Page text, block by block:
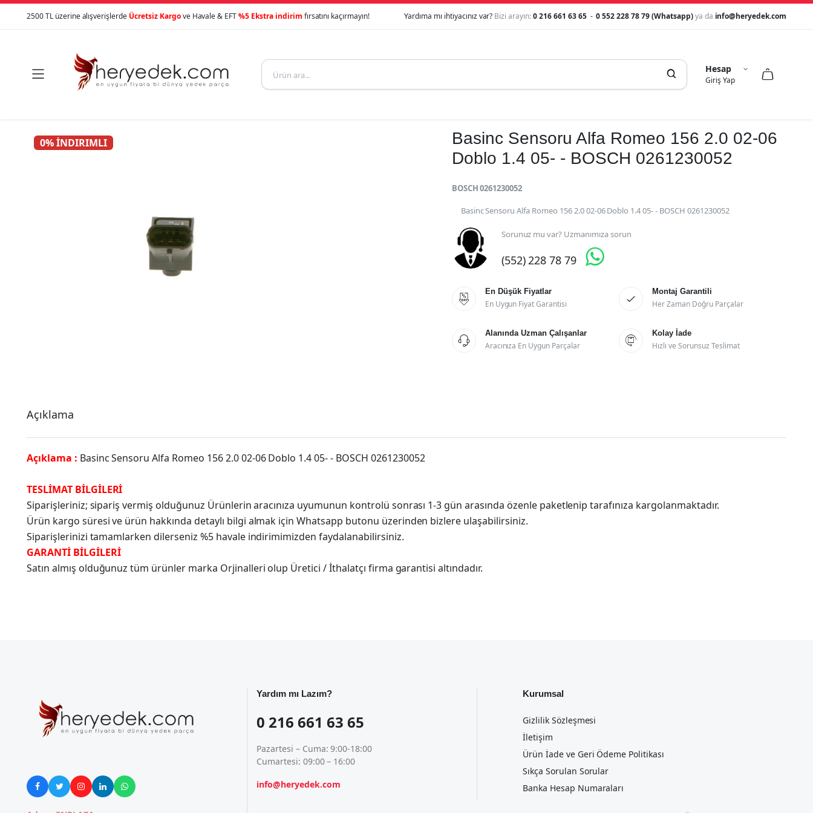
2500 TL üzerine alışverişlerde Ücretsiz Kargove Havale & EFT%5 Ekstra indirim fırsatını kaçırmayın! Yardıma mı ihtiyacınız var? Bizi arayın:0 216 661 63 65 -0 552 228 78 79 (Whatsapp)ya da info@heryedek.com
  Hesap
Giriş Yap
 
0% İNDIRIMLI
Basinc Sensoru Alfa Romeo 156 2.0 02-06
Doblo 1.4 05- - BOSCH 0261230052
BOSCH 0261230052
Basinc Sensoru Alfa Romeo 156 2.0 02-06 Doblo 1.4 05- - BOSCH 0261230052
Sorunuz mu var? Uzmanımıza sorun
(552) 228 78 79 

En Düşük Fiyatlar
En Uygun Fiyat Garantisi 
Montaj Garantili
Her Zaman Doğru Parçalar

Alanında Uzman Çalışanlar
Aracınıza En Uygun Parçalar 
Kolay İade
Hızlı ve Sorunsuz Teslimat
Açıklama
Açıklama : Basinc Sensoru Alfa Romeo 156 2.0 02-06 Doblo 1.4 05- - BOSCH 0261230052
TESLİMAT BİLGİLERİ
Siparişleriniz; sipariş vermiş olduğunuz Ürünlerin aracınıza uyumunun kontrolü sonrası 1-3 gün arasında özenle paketlenip tarafınıza kargolanmaktadır.
Ürün kargo süresi ve ürün hakkında detaylı bilgi almak için Whatsapp butonu üzerinden bizlere ulaşabilirsiniz.
Siparişlerinizi tamamlarken dilerseniz %5 havale indirimimizden faydalanabilirsiniz.
GARANTİ BİLGİLERİ
Satın almış olduğunuz tüm ürünler marka Orjinalleri olup Üretici / İthalatçı firma garantisi altındadır.
    
Yardım mı Lazım?
0 216 661 63 65
Pazartesi – Cuma: 9:00-18:00
Cumartesi: 09:00 – 16:00
info@heryedek.com
Kurumsal
Gizlilik Sözleşmesi
İletişim
Ürün İade ve Geri Ödeme Politikası
Sıkça Sorulan Sorular
Banka Hesap Numaraları